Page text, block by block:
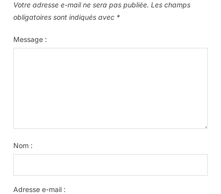
Votre adresse e-mail ne sera pas publiée. Les champs
obligatoires sont indiqués avec *
Message :
Nom :
Adresse e-mail :